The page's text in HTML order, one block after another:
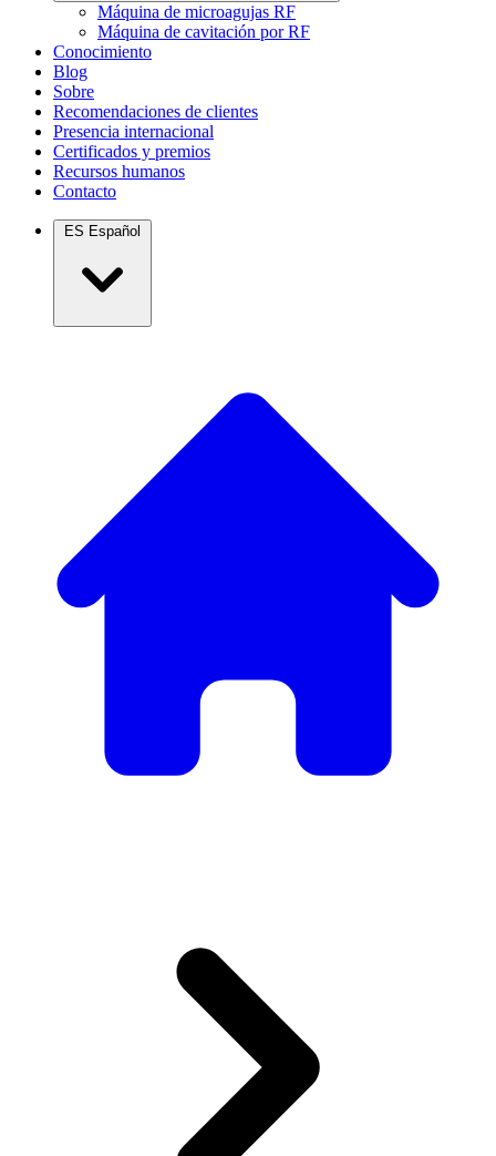
Máquina de microagujas RF
Máquina de cavitación por RF
Conocimiento
Blog
Sobre
Recomendaciones de clientes
Presencia internacional
Certificados y premios
Recursos humanos
Contacto
ES Español